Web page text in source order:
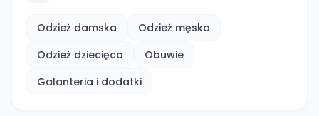
Odzież damska
Odzież męska
Odzież dziecięca
Obuwie
Galanteria i dodatki